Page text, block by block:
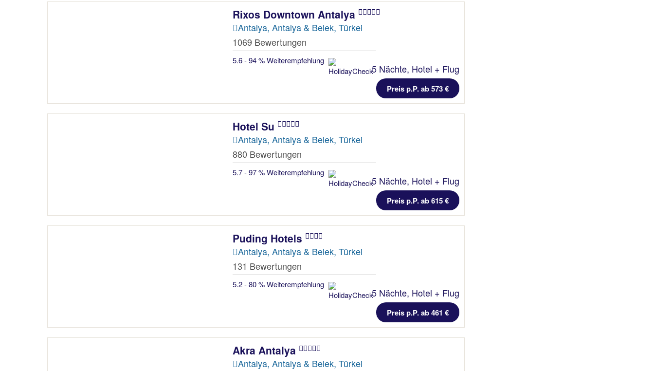
Rixos Downtown Antalya
Antalya, Antalya & Belek, Türkei
1069 Bewertungen
5.6 - 94 % Weiterempfehlung
5 Nächte, Hotel + Flug
Preis p.P. ab 573 €
Hotel Su
Antalya, Antalya & Belek, Türkei
880 Bewertungen
5.7 - 97 % Weiterempfehlung
5 Nächte, Hotel + Flug
Preis p.P. ab 615 €
Puding Hotels
Antalya, Antalya & Belek, Türkei
131 Bewertungen
5.2 - 80 % Weiterempfehlung
5 Nächte, Hotel + Flug
Preis p.P. ab 461 €
Akra Antalya
Antalya, Antalya & Belek, Türkei